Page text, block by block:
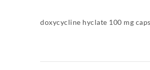
doxycycline hyclate 100 mg